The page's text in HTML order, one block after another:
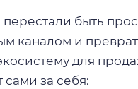
быть
каналом и
для
за себя: